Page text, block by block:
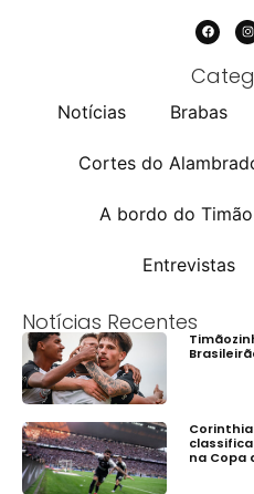
Notícias Brabas
Cortes do
A bordo do
Entrevistas
Notícias Recentes
na Copa